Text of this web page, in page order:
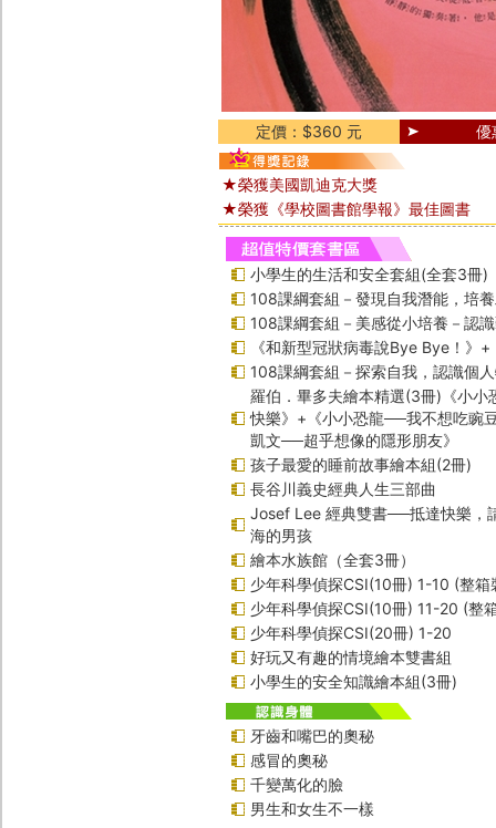
定價：$360 元 優
★榮獲美國凱迪克大獎
★榮獲《學校圖書館學報》最佳圖書
小學生的生活和安全套組(全套3冊)
108課綱套組－發現自我潛能，培
108課綱套組－美感從小培養－認
《和新型冠狀病毒說Bye Bye！》
108課綱套組－探索自我，認識個
羅伯．畢多夫繪本精選(3冊)《小
快樂》+《小小恐龍──我不想吃豌
凱文──超乎想像的隱形朋友》
孩子最愛的睡前故事繪本組(2冊)
長谷川義史經典人生三部曲
Josef Lee 經典雙書──抵達快樂，
海的男孩
繪本水族館（全套3冊）
少年科學偵探CSI(10冊) 1-10 (整箱
少年科學偵探CSI(10冊) 11-20 (整
少年科學偵探CSI(20冊) 1-20
好玩又有趣的情境繪本雙書組
小學生的安全知識繪本組(3冊)
牙齒和嘴巴的奧秘
感冒的奧秘
千變萬化的臉
男生和女生不一樣